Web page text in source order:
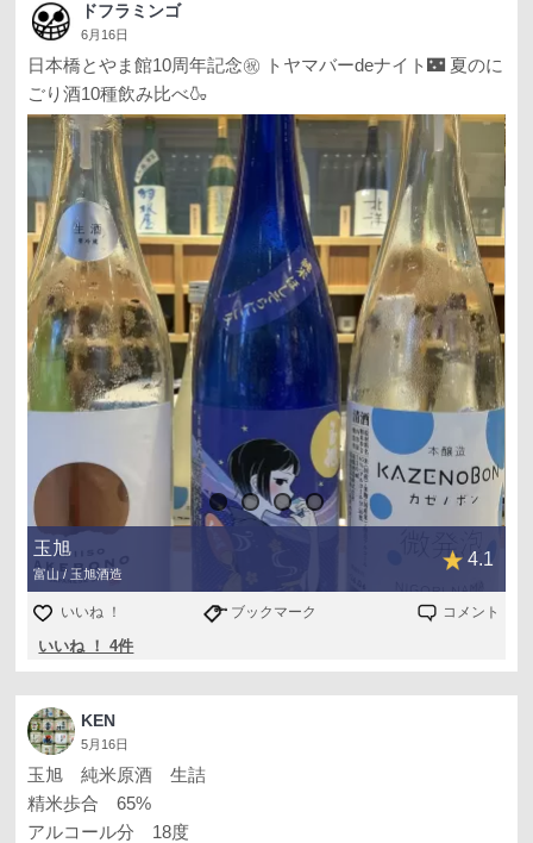
ドフラミンゴ
6月16日
日本橋とやま館10周年記念㊗️ トヤマバーdeナイト🌃 夏のに
ごり酒10種飲み比べ🍶
玉旭
富山 / 玉旭酒造
4.1
いいね ！ ブックマーク コメント
いいね ！ 4件
KEN
5月16日
玉旭 純米原酒 生詰
精米歩合 65%
アルコール分 18度